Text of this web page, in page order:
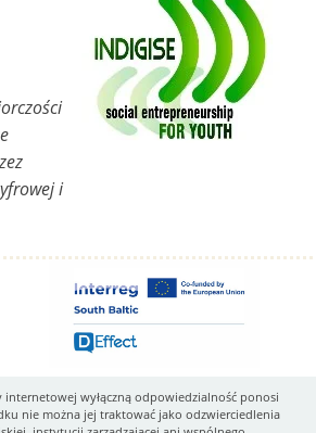
i
internetowej wyłączną odpowiedzialność ponosi
nie można jej traktować jako odzwierciedlenia